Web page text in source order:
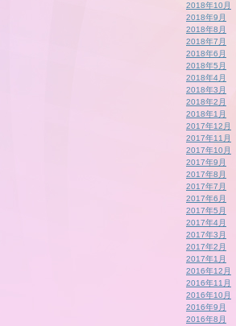
2018年10月
2018年9月
2018年8月
2018年7月
2018年6月
2018年5月
2018年4月
2018年3月
2018年2月
2018年1月
2017年12月
2017年11月
2017年10月
2017年9月
2017年8月
2017年7月
2017年6月
2017年5月
2017年4月
2017年3月
2017年2月
2017年1月
2016年12月
2016年11月
2016年10月
2016年9月
2016年8月